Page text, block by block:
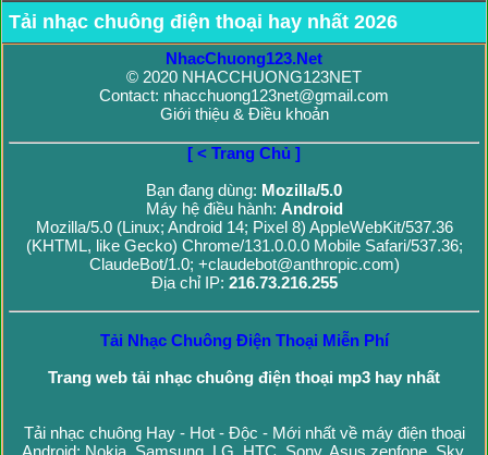
Tải nhạc chuông điện thoại hay nhất 2026
NhacChuong123.Net
© 2020 NHACCHUONG123NET
Contact: nhacchuong123net@gmail.com
Giới thiệu & Điều khoản
[ < Trang Chủ ]
Bạn đang dùng: Mozilla/5.0
Máy hệ điều hành: Android
Mozilla/5.0 (Linux; Android 14; Pixel 8) AppleWebKit/537.36
(KHTML, like Gecko) Chrome/131.0.0.0 Mobile Safari/537.36;
ClaudeBot/1.0; +claudebot@anthropic.com)
Địa chỉ IP: 216.73.216.255
Tải Nhạc Chuông Điện Thoại Miễn Phí
Trang web tải nhạc chuông điện thoại mp3 hay nhất
Tải nhạc chuông Hay - Hot - Độc - Mới nhất về máy điện thoại
Android: Nokia, Samsung, LG, HTC, Sony, Asus zenfone, Sky,